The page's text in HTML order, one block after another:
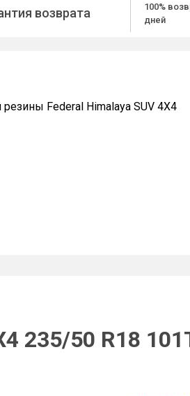
возврата
100%
дней
Federal Himalaya SUV 4X4
235/50 R18